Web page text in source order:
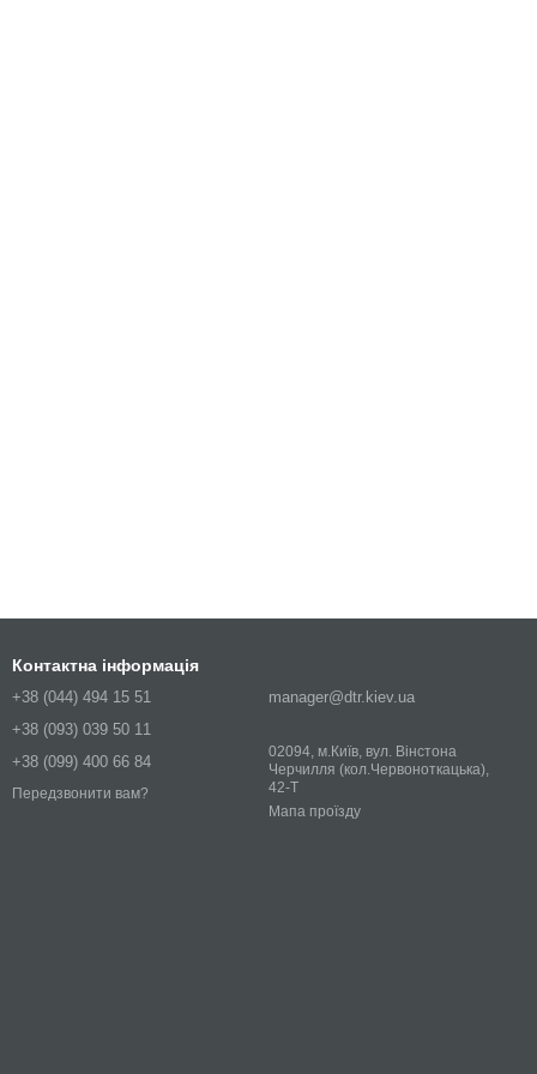
Контактна інформація
+38 (044) 494 15 51
+38 (093) 039 50 11
+38 (099) 400 66 84
Передзвонити вам?
manager@dtr.kiev.ua
02094, м.Київ, вул. Вінстона
Черчилля (кол.Червоноткацька),
42-Т
Мапа проїзду